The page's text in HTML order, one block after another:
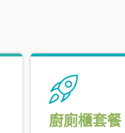
廚廁櫃套餐